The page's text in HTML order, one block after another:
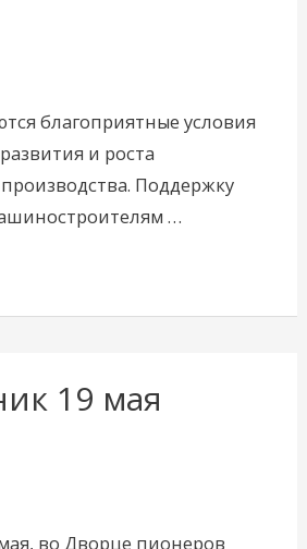
благоприятные условия
и роста
Поддержку
…
19 мая
во Дворце пионеров